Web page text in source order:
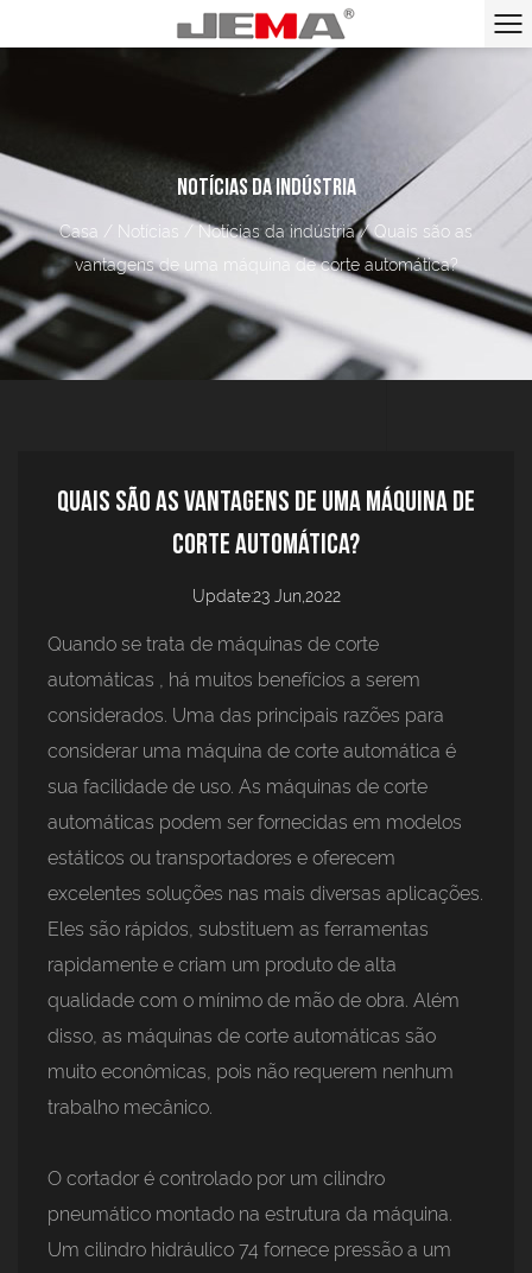
NOTÍCIAS DA INDÚSTRIA
Casa / Notícias / Notícias da indústria/Quais são as
vantagens de uma máquina de corte automática?
Quais são as vantagens de uma máquina de
corte automática?
Update:23 Jun,2022
Quando se trata de máquinas de corte
automáticas , há muitos benefícios a serem
considerados. Uma das principais razões para
considerar uma máquina de corte automática é
sua facilidade de uso. As máquinas de corte
automáticas podem ser fornecidas em modelos
estáticos ou transportadores e oferecem
excelentes soluções nas mais diversas aplicações.
Eles são rápidos, substituem as ferramentas
rapidamente e criam um produto de alta
qualidade com o mínimo de mão de obra. Além
disso, as máquinas de corte automáticas são
muito econômicas, pois não requerem nenhum
trabalho mecânico.
O cortador é controlado por um cilindro
pneumático montado na estrutura da máquina.
Um cilindro hidráulico 74 fornece pressão a um